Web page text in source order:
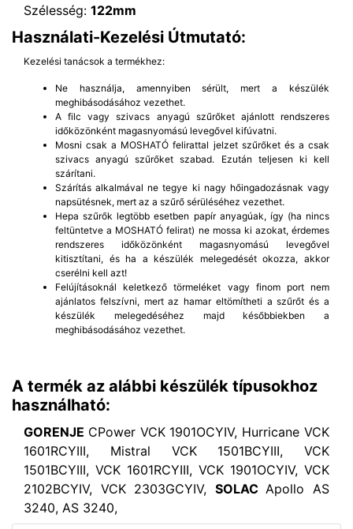
Szélesség: 122mm
Használati-Kezelési Útmutató:
Kezelési tanácsok a termékhez:
Ne használja, amennyiben sérült, mert a készülék
meghibásodásához vezethet.
A filc vagy szivacs anyagú szűrőket ajánlott rendszeres
időközönként magasnyomású levegővel kifúvatni.
Mosni csak a MOSHATÓ felirattal jelzet szűrőket és a csak
szivacs anyagú szűrőket szabad. Ezután teljesen ki kell
szárítani.
Szárítás alkalmával ne tegye ki nagy hőingadozásnak vagy
napsütésnek, mert az a szűrő sérüléséhez vezethet.
Hepa szűrők legtöbb esetben papír anyagúak, így (ha nincs
feltüntetve a MOSHATÓ felirat) ne mossa ki azokat, érdemes
rendszeres időközönként magasnyomású levegővel
kitisztítani, és ha a készülék melegedését okozza, akkor
cserélni kell azt!
Felújításoknál keletkező törmeléket vagy finom port nem
ajánlatos felszívni, mert az hamar eltömítheti a szűrőt és a
készülék melegedéséhez majd későbbiekben a
meghibásodásához vezethet.
A termék az alábbi készülék típusokhoz
használható:
GORENJE CPower VCK 1901OCYIV, Hurricane VCK
1601RCYIII, Mistral VCK 1501BCYIII, VCK
1501BCYIII, VCK 1601RCYIII, VCK 1901OCYIV, VCK
2102BCYIV, VCK 2303GCYIV, SOLAC Apollo AS
3240, AS 3240,